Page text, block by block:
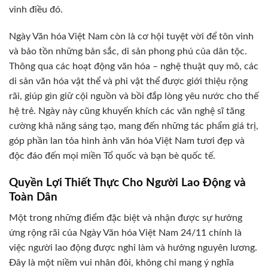
vinh điều đó.
Ngày Văn hóa Việt Nam còn là cơ hội tuyệt vời để tôn vinh
và bảo tồn những bản sắc, di sản phong phú của dân tộc.
Thông qua các hoạt động văn hóa – nghệ thuật quy mô, các
di sản văn hóa vật thể và phi vật thể được giới thiệu rộng
rãi, giúp gìn giữ cội nguồn và bồi đắp lòng yêu nước cho thế
hệ trẻ. Ngày này cũng khuyến khích các văn nghệ sĩ tăng
cường khả năng sáng tạo, mang đến những tác phẩm giá trị,
góp phần lan tỏa hình ảnh văn hóa Việt Nam tươi đẹp và
độc đáo đến mọi miền Tổ quốc và bạn bè quốc tế.
Quyền Lợi Thiết Thực Cho Người Lao Động và
Toàn Dân
Một trong những điểm đặc biệt và nhận được sự hưởng
ứng rộng rãi của Ngày Văn hóa Việt Nam 24/11 chính là
việc người lao động được nghỉ làm và hưởng nguyên lương.
Đây là một niềm vui nhân đôi, không chỉ mang ý nghĩa